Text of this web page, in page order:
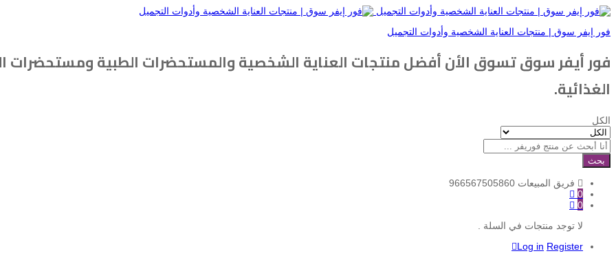
فور إيفر سوق | منتجات العناية الشخصية وأدوات التجميل
فور أيفر سوق تسوق الأن أفضل منتجات العناية الشخصية والمستحضرات الطبية ومستحضرات
الغذائية.
الكل
بحث
فريق المبيعات 966567505860
0
0
لا توجد منتجات في السلة .
Log in Register